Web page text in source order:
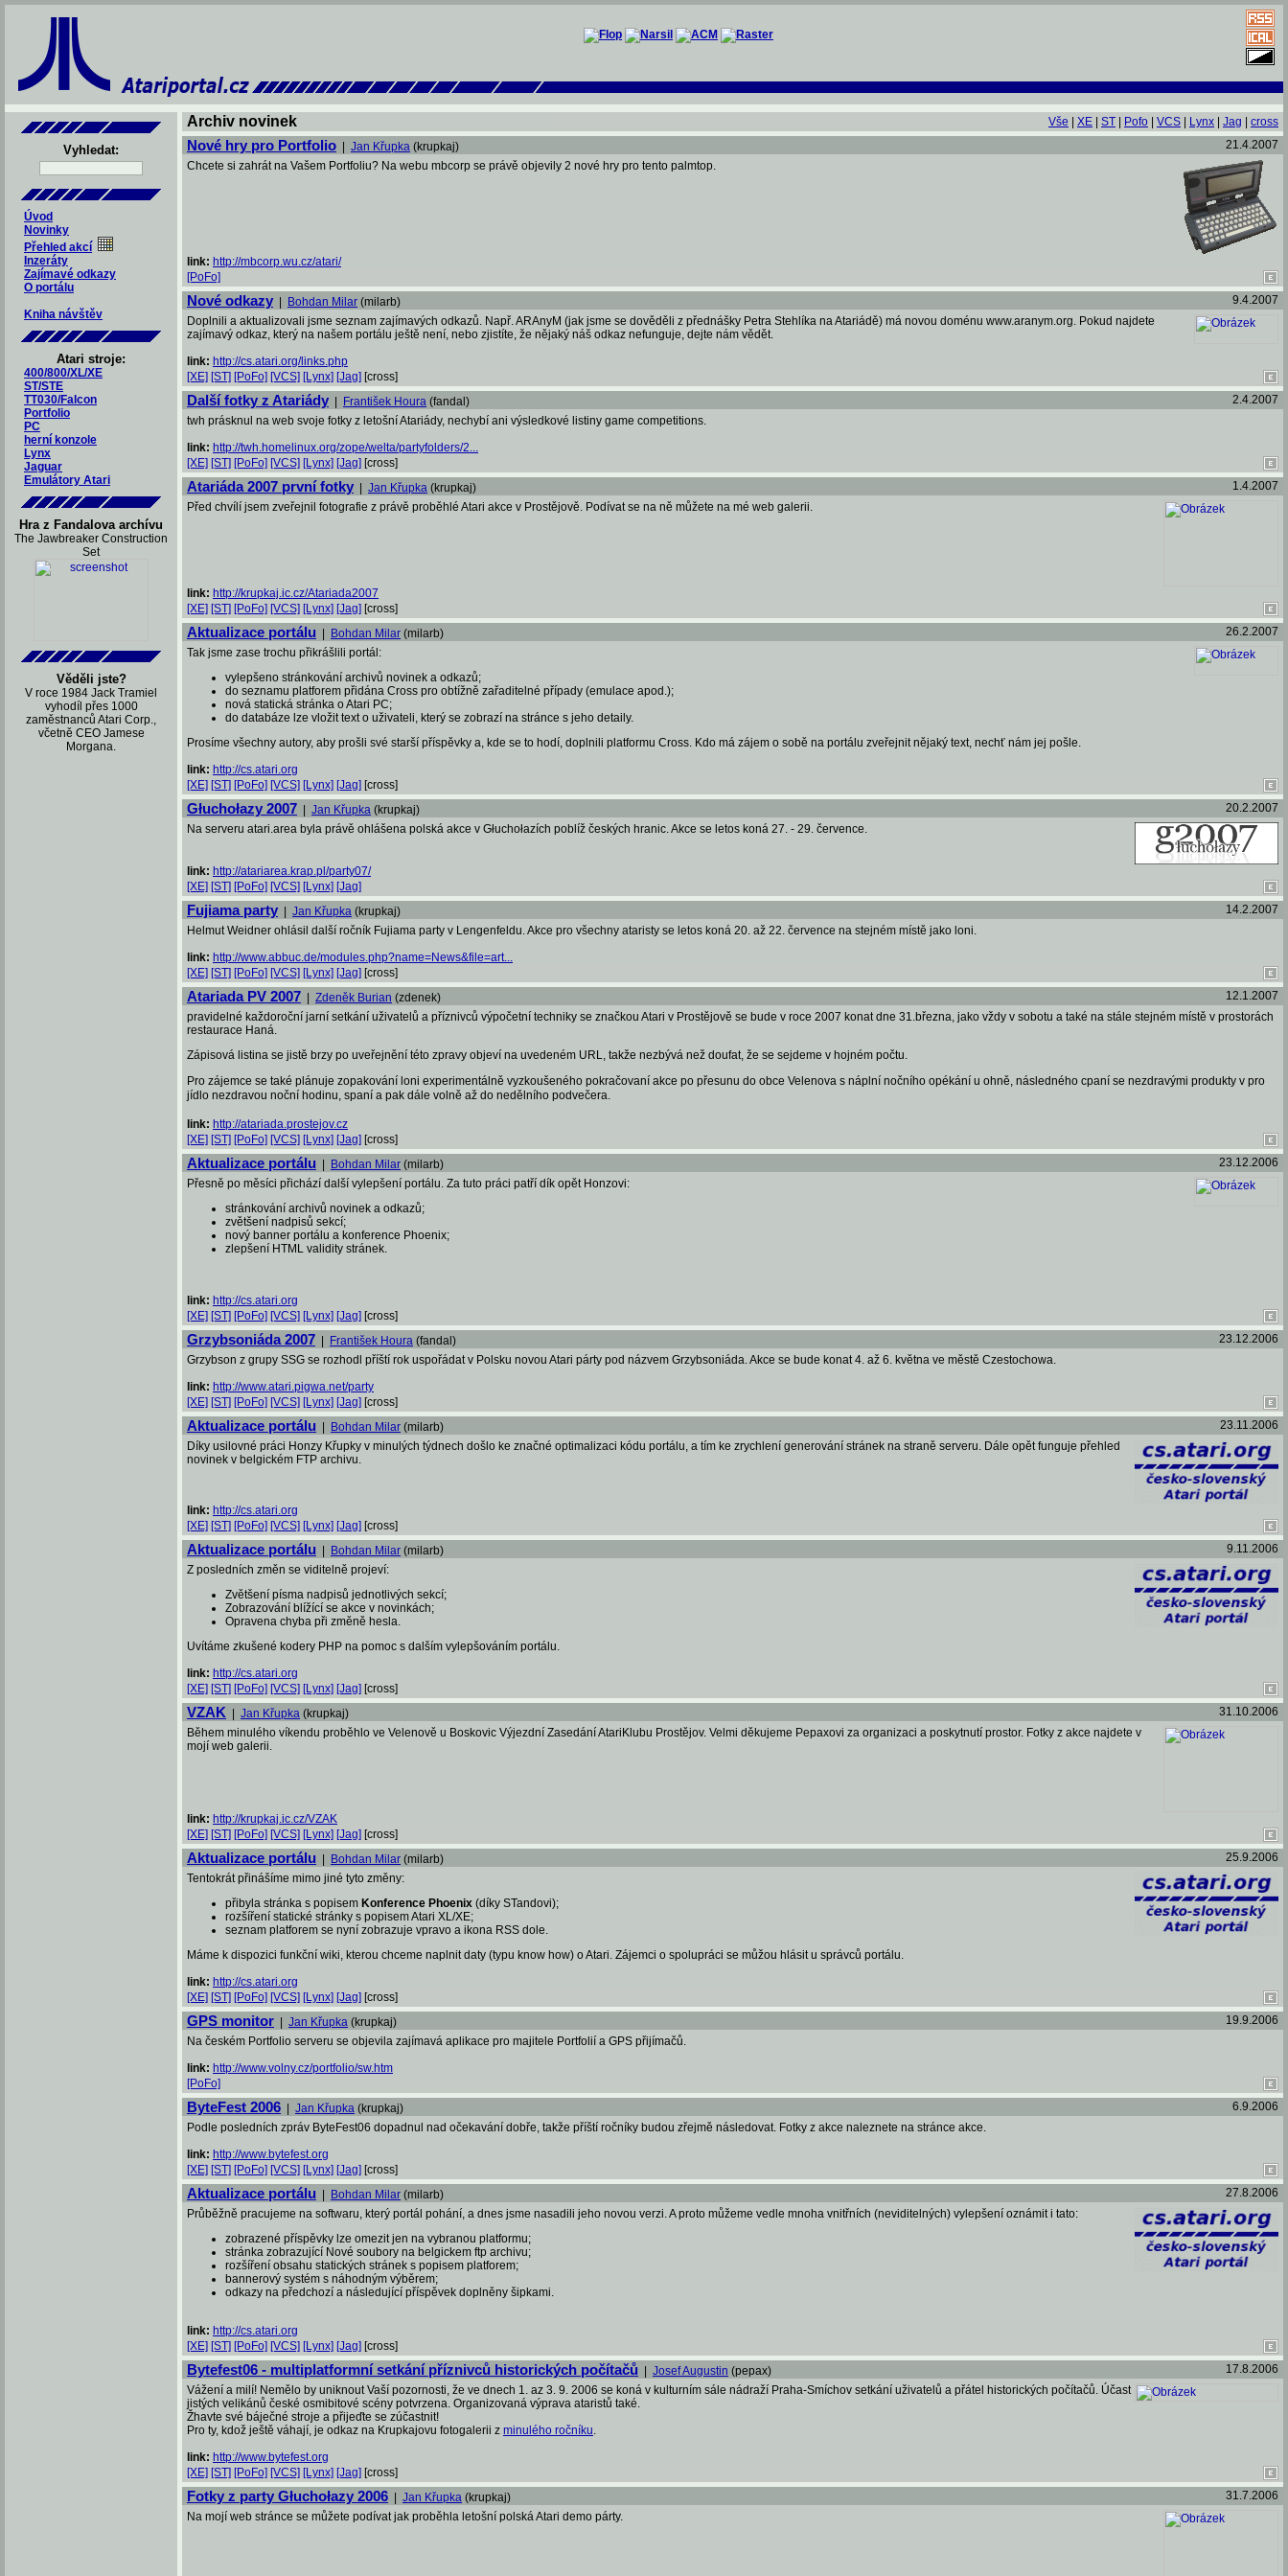
Vyhledat:
Úvod
Novinky
Přehled akcí
Inzeráty
Zajímavé odkazy
O portálu
Kniha návštěv
Atari stroje:
400/800/XL/XE
ST/STE
TT030/Falcon
Portfolio
PC
herní konzole
Lynx
Jaguar
Emulátory Atari
Hra z Fandalova archívu
The Jawbreaker Construction
Set
Věděli jste?
V roce 1984 Jack Tramiel
vyhodíl přes 1000
zaměstnanců Atari Corp.,
včetně CEO Jamese
Morgana.
Archiv novinek Vše XE ST Pofo VCS Lynx Jag cross
Nové hry pro Portfolio Jan Křupka (krupkaj)
21.4.2007
Chcete si zahrát na Vašem Portfoliu? Na webu mbcorp se právě objevily 2 nové hry pro tento palmtop.
link: http://mbcorp.wu.cz/atari/
[PoFo]
Nové odkazy Bohdan Milar (milarb)
9.4.2007
Doplnili a aktualizovali jsme seznam zajímavých odkazů. Např. ARAnyM (jak jsme se dověděli z přednášky Petra Stehlíka na Atariádě) má novou doménu www.aranym.org. Pokud najdete
zajímavý odkaz, který na našem portálu ještě není, nebo zjistíte, že nějaký náš odkaz nefunguje, dejte nám vědět.
link: http://cs.atari.org/links.php
[XE] [ST] [PoFo] [VCS] [Lynx] [Jag] [cross]
Další fotky z Atariády František Houra (fandal)
2.4.2007
twh prásknul na web svoje fotky z letošní Atariády, nechybí ani výsledkové listiny game competitions.
link: http://twh.homelinux.org/zope/welta/partyfolders/2...
[XE] [ST] [PoFo] [VCS] [Lynx] [Jag] [cross]
Atariáda 2007 první fotky Jan Křupka (krupkaj)
1.4.2007
Před chvílí jsem zveřejnil fotografie z právě proběhlé Atari akce v Prostějově. Podívat se na ně můžete na mé web galerii.
link: http://krupkaj.ic.cz/Atariada2007
[XE] [ST] [PoFo] [VCS] [Lynx] [Jag] [cross]
Aktualizace portálu Bohdan Milar (milarb)
26.2.2007
Tak jsme zase trochu přikrášlili portál:
vylepšeno stránkování archivů novinek a odkazů;
do seznamu platforem přidána Cross pro obtížně zařaditelné případy (emulace apod.);
nová statická stránka o Atari PC;
do databáze lze vložit text o uživateli, který se zobrazí na stránce s jeho detaily.
Prosíme všechny autory, aby prošli své starší příspěvky a, kde se to hodí, doplnili platformu Cross. Kdo má zájem o sobě na portálu zveřejnit nějaký text, nechť nám jej pošle.
link: http://cs.atari.org
[XE] [ST] [PoFo] [VCS] [Lynx] [Jag] [cross]
Głuchołazy 2007 Jan Křupka (krupkaj)
20.2.2007
Na serveru atari.area byla právě ohlášena polská akce v Głuchołazích poblíž českých hranic. Akce se letos koná 27. - 29. července.
link: http://atariarea.krap.pl/party07/
[XE] [ST] [PoFo] [VCS] [Lynx] [Jag]
Fujiama party Jan Křupka (krupkaj)
14.2.2007
Helmut Weidner ohlásil další ročník Fujiama party v Lengenfeldu. Akce pro všechny ataristy se letos koná 20. až 22. července na stejném místě jako loni.
link: http://www.abbuc.de/modules.php?name=News&file=art...
[XE] [ST] [PoFo] [VCS] [Lynx] [Jag] [cross]
Atariada PV 2007 Zdeněk Burian (zdenek)
12.1.2007
pravidelné každoroční jarní setkání uživatelů a příznivců výpočetní techniky se značkou Atari v Prostějově se bude v roce 2007 konat dne 31.března, jako vždy v sobotu a také na stále stejném místě v prostorách
restaurace Haná.
Zápisová listina se jistě brzy po uveřejnění této zpravy objeví na uvedeném URL, takže nezbývá než doufat, že se sejdeme v hojném počtu.
Pro zájemce se také plánuje zopakování loni experimentálně vyzkoušeného pokračovaní akce po přesunu do obce Velenova s náplní nočního opékání u ohně, následného cpaní se nezdravými produkty v pro
jídlo nezdravou noční hodinu, spaní a pak dále volně až do nedělního podvečera.
link: http://atariada.prostejov.cz
[XE] [ST] [PoFo] [VCS] [Lynx] [Jag] [cross]
Aktualizace portálu Bohdan Milar (milarb)
23.12.2006
Přesně po měsíci přichází další vylepšení portálu. Za tuto práci patří dík opět Honzovi:
stránkování archivů novinek a odkazů;
zvětšení nadpisů sekcí;
nový banner portálu a konference Phoenix;
zlepšení HTML validity stránek.
link: http://cs.atari.org
[XE] [ST] [PoFo] [VCS] [Lynx] [Jag] [cross]
Grzybsoniáda 2007 František Houra (fandal)
23.12.2006
Grzybson z grupy SSG se rozhodl příští rok uspořádat v Polsku novou Atari párty pod názvem Grzybsoniáda. Akce se bude konat 4. až 6. května ve městě Czestochowa.
link: http://www.atari.pigwa.net/party
[XE] [ST] [PoFo] [VCS] [Lynx] [Jag] [cross]
Aktualizace portálu Bohdan Milar (milarb)
23.11.2006
Díky usilovné práci Honzy Křupky v minulých týdnech došlo ke značné optimalizaci kódu portálu, a tím ke zrychlení generování stránek na straně serveru. Dále opět funguje přehled
novinek v belgickém FTP archivu.
link: http://cs.atari.org
[XE] [ST] [PoFo] [VCS] [Lynx] [Jag] [cross]
Aktualizace portálu Bohdan Milar (milarb)
9.11.2006
Z posledních změn se viditelně projeví:
Zvětšení písma nadpisů jednotlivých sekcí;
Zobrazování blížící se akce v novinkách;
Opravena chyba při změně hesla.
Uvítáme zkušené kodery PHP na pomoc s dalším vylepšováním portálu.
link: http://cs.atari.org
[XE] [ST] [PoFo] [VCS] [Lynx] [Jag] [cross]
VZAK Jan Křupka (krupkaj)
31.10.2006
Během minulého víkendu proběhlo ve Velenově u Boskovic Výjezdní Zasedání AtariKlubu Prostějov. Velmi děkujeme Pepaxovi za organizaci a poskytnutí prostor. Fotky z akce najdete v
mojí web galerii.
link: http://krupkaj.ic.cz/VZAK
[XE] [ST] [PoFo] [VCS] [Lynx] [Jag] [cross]
Aktualizace portálu Bohdan Milar (milarb)
25.9.2006
Tentokrát přinášíme mimo jiné tyto změny:
přibyla stránka s popisem Konference Phoenix (díky STandovi);
rozšíření statické stránky s popisem Atari XL/XE;
seznam platforem se nyní zobrazuje vpravo a ikona RSS dole.
Máme k dispozici funkční wiki, kterou chceme naplnit daty (typu know how) o Atari. Zájemci o spolupráci se můžou hlásit u správců portálu.
link: http://cs.atari.org
[XE] [ST] [PoFo] [VCS] [Lynx] [Jag] [cross]
GPS monitor Jan Křupka (krupkaj)
19.9.2006
Na českém Portfolio serveru se objevila zajímavá aplikace pro majitele Portfolií a GPS přijímačů.
link: http://www.volny.cz/portfolio/sw.htm
[PoFo]
ByteFest 2006 Jan Křupka (krupkaj)
6.9.2006
Podle posledních zpráv ByteFest06 dopadnul nad očekavání dobře, takže příští ročníky budou zřejmě následovat. Fotky z akce naleznete na stránce akce.
link: http://www.bytefest.org
[XE] [ST] [PoFo] [VCS] [Lynx] [Jag] [cross]
Aktualizace portálu Bohdan Milar (milarb)
27.8.2006
Průběžně pracujeme na softwaru, který portál pohání, a dnes jsme nasadili jeho novou verzi. A proto můžeme vedle mnoha vnitřních (neviditelných) vylepšení oznámit i tato:
zobrazené příspěvky lze omezit jen na vybranou platformu;
stránka zobrazující Nové soubory na belgickem ftp archivu;
rozšíření obsahu statických stránek s popisem platforem;
bannerový systém s náhodným výběrem;
odkazy na předchozí a následující příspěvek doplněny šipkami.
link: http://cs.atari.org
[XE] [ST] [PoFo] [VCS] [Lynx] [Jag] [cross]
Bytefest06 - multiplatformní setkání příznivců historických počítačů Josef Augustin (pepax)
17.8.2006
Vážení a milí! Nemělo by uniknout Vaší pozornosti, že ve dnech 1. az 3. 9. 2006 se koná v kulturním sále nádraží Praha-Smíchov setkání uživatelů a přátel historických počítačů. Účast
jistých velikánů české osmibitové scény potvrzena. Organizovaná výprava ataristů také.
Žhavte své báječné stroje a přijeďte se zúčastnit!
Pro ty, kdož ještě váhají, je odkaz na Krupkajovu fotogalerii z minulého ročníku.
link: http://www.bytefest.org
[XE] [ST] [PoFo] [VCS] [Lynx] [Jag] [cross]
Fotky z party Głuchołazy 2006 Jan Křupka (krupkaj)
31.7.2006
Na mojí web stránce se můžete podívat jak proběhla letošní polská Atari demo párty.